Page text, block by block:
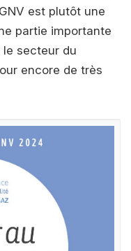
est plutôt une
partie importante
secteur du
encore de très